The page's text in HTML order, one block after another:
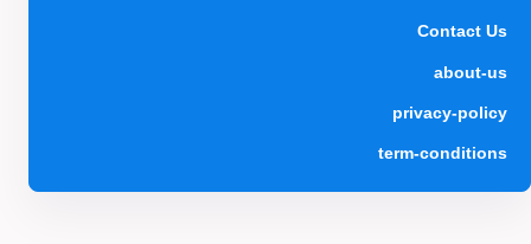
Contact Us
about-us
privacy-policy
term-conditions